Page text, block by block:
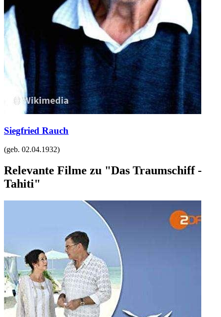
Siegfried Rauch
(geb. 02.04.1932)
Relevante Filme zu "Das Traumschiff -
Tahiti"